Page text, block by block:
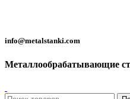
info@metalstanki.com
Металлообрабатывающие